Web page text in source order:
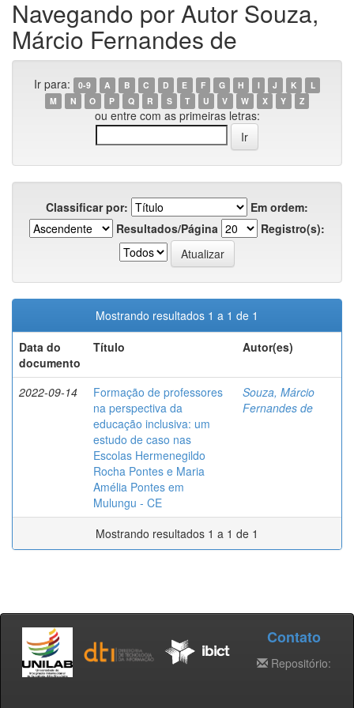
Navegando por Autor Souza,
Márcio Fernandes de
Ir para: 0-9 A B C D E F G H I J K
L
M
N O P Q R S T U V W X Y Z
ou entre com as primeiras letras:
Classificar por:
Em ordem:
Resultados/Página
Registro(s):
Mostrando resultados 1 a 1 de 1
Data do
documento
Título Autor(es)
2022-09-14
Formação de professores
na perspectiva da
educação inclusiva: um
estudo de caso nas
Escolas Hermenegildo
Rocha Pontes e Maria
Amélia Pontes em
Mulungu - CE
Souza, Márcio
Fernandes de
Mostrando resultados 1 a 1 de 1
Contato
Repositório: